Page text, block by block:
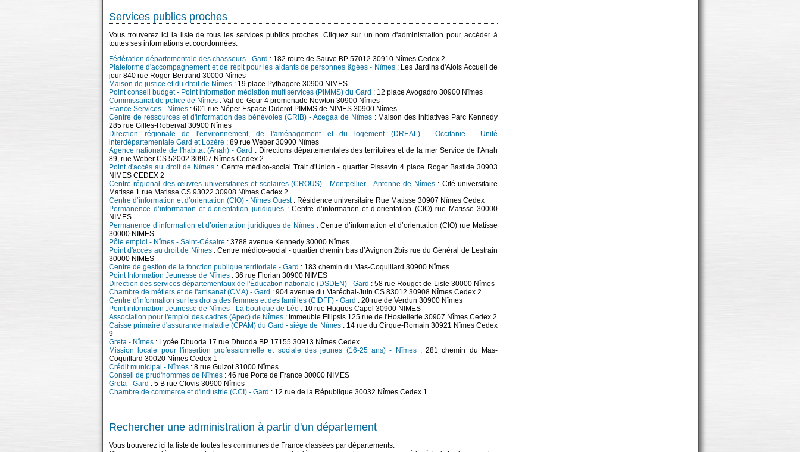
Services publics proches
Vous trouverez ici la liste de tous les services publics proches. Cliquez sur un nom d'administration pour accéder à
toutes ses informations et coordonnées.
Fédération départementale des chasseurs - Gard : 182 route de Sauve BP 57012 30910 Nîmes Cedex 2
Plateforme d'accompagnement et de répit pour les aidants de personnes âgées - Nîmes: Les Jardins d'Alois Accueil de
jour 840 rue Roger-Bertrand 30000 Nîmes
Maison de justice et du droit de Nîmes : 19 place Pythagore 30900 NIMES
Point conseil budget - Point information médiation multiservices (PIMMS) du Gard : 12 place Avogadro 30900 Nîmes
Commissariat de police de Nîmes : Val-de-Gour 4 promenade Newton 30900 Nîmes
France Services - Nîmes : 601 rue Néper Espace Diderot PIMMS de NIMES 30900 Nîmes
Centre de ressources et d'information des bénévoles (CRIB) - Acegaa de Nîmes: Maison des initiatives Parc Kennedy
285 rue Gilles-Roberval 30900 Nîmes
Direction régionale de l'environnement, de l'aménagement et du logement (DREAL) - Occitanie - Unité
interdépartementale Gard et Lozère : 89 rue Weber 30900 Nîmes
Agence nationale de l'habitat (Anah) - Gard : Directions départementales des territoires et de la mer Service de l'Anah
89, rue Weber CS 52002 30907 Nîmes Cedex 2
Point d'accès au droit de Nîmes : Centre médico-social Trait d'Union - quartier Pissevin 4 place Roger Bastide 30903
NIMES CEDEX 2
Centre régional des œuvres universitaires et scolaires (CROUS) - Montpellier - Antenne de Nîmes: Cité universitaire
Matisse 1 rue Matisse CS 93022 30908 Nîmes Cedex 2
Centre d’information et d’orientation (CIO) - Nîmes Ouest: Résidence universitaire Rue Matisse 30907 Nîmes Cedex
Permanence d’information et d’orientation juridiques: Centre d’information et d’orientation (CIO) rue Matisse 30000
NIMES
Permanence d’information et d’orientation juridiques de Nîmes: Centre d’information et d’orientation (CIO) rue Matisse
30000 NIMES
Pôle emploi - Nîmes - Saint-Césaire : 3788 avenue Kennedy 30000 Nîmes
Point d'accès au droit de Nîmes: Centre médico-social - quartier chemin bas d’Avignon 2bis rue du Général de Lestrain
30000 NIMES
Centre de gestion de la fonction publique territoriale - Gard : 183 chemin du Mas-Coquillard 30900 Nîmes
Point Information Jeunesse de Nîmes : 36 rue Florian 30900 NIMES
Direction des services départementaux de l'Éducation nationale (DSDEN) - Gard : 58 rue Rouget-de-Lisle 30000 Nîmes
Chambre de métiers et de l'artisanat (CMA) - Gard : 904 avenue du Maréchal-Juin CS 83012 30908 Nîmes Cedex 2
Centre d'information sur les droits des femmes et des familles (CIDFF) - Gard : 20 rue de Verdun 30900 Nîmes
Point information Jeunesse de Nîmes - La boutique de Léo : 10 rue Hugues Capel 30900 NIMES
Association pour l'emploi des cadres (Apec) de Nîmes : Immeuble Ellipsis 125 rue de l'Hostellerie 30907 Nîmes Cedex 2
Caisse primaire d'assurance maladie (CPAM) du Gard - siège de Nîmes: 14 rue du Cirque-Romain 30921 Nîmes Cedex
9
Greta - Nîmes : Lycée Dhuoda 17 rue Dhuoda BP 17155 30913 Nîmes Cedex
Mission locale pour l'insertion professionnelle et sociale des jeunes (16-25 ans) - Nîmes: 281 chemin du Mas-
Coquillard 30020 Nîmes Cedex 1
Crédit municipal - Nîmes : 8 rue Guizot 31000 Nîmes
Conseil de prud'hommes de Nîmes : 46 rue Porte de France 30000 NIMES
Greta - Gard : 5 B rue Clovis 30900 Nîmes
Chambre de commerce et d'industrie (CCI) - Gard : 12 rue de la République 30032 Nîmes Cedex 1
Rechercher une administration à partir d'un département
Vous trouverez ici la liste de toutes les communes de France classées par départements.